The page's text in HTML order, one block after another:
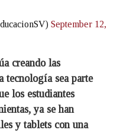
September 12,
creando las
tecnología sea parte
los estudiantes
ya se han
y tablets con una